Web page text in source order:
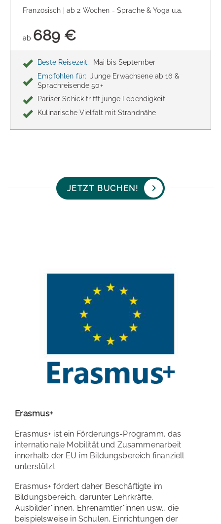
Französisch | ab 2 Wochen - Sprache & Yoga u.a.
ab 689 €
Beste Reisezeit:
Mai bis September
Empfohlen für: Junge Erwachsene ab 16 &
Sprachreisende 50+
Pariser Schick trifft junge Lebendigkeit
Kulinarische Vielfalt mit Strandnähe
JETZT BUCHEN!
Erasmus+
Erasmus+ ist ein Förderungs-Programm, das
internationale Mobilität und Zusammenarbeit
innerhalb der EU im Bildungsbereich finanziell
unterstützt.
Erasmus+ fördert daher Beschäftigte im
Bildungsbereich, darunter Lehrkräfte,
Ausbilder*innen, Ehrenamtler*innen usw., die
beispielsweise in Schulen, Einrichtungen der